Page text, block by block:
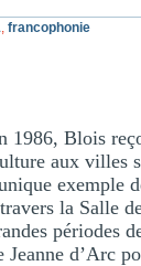
, francophonie
1986, Blois
aux villes
exemple
la Salle
périodes
Jeanne d’Arc